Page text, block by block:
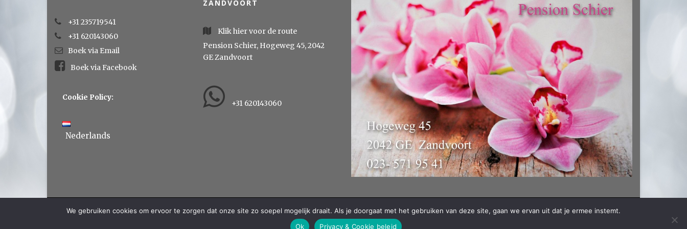
+31 235719541
+31 620143060
Boek via Email
Boek via Facebook
Cookie Policy:
Nederlands
ZANDVOORT
Klik hier voor de route
Pension Schier, Hogeweg 45, 2042
GE Zandvoort
+31 620143060
Copyright Pension Schier ©2026.
We gebruiken cookies om ervoor te zorgen dat onze site zo soepel mogelijk draait. Als je doorgaat met het gebruiken van deze site, gaan we ervan uit dat je ermee instemt.
Ok
Privacy & Cookie beleid